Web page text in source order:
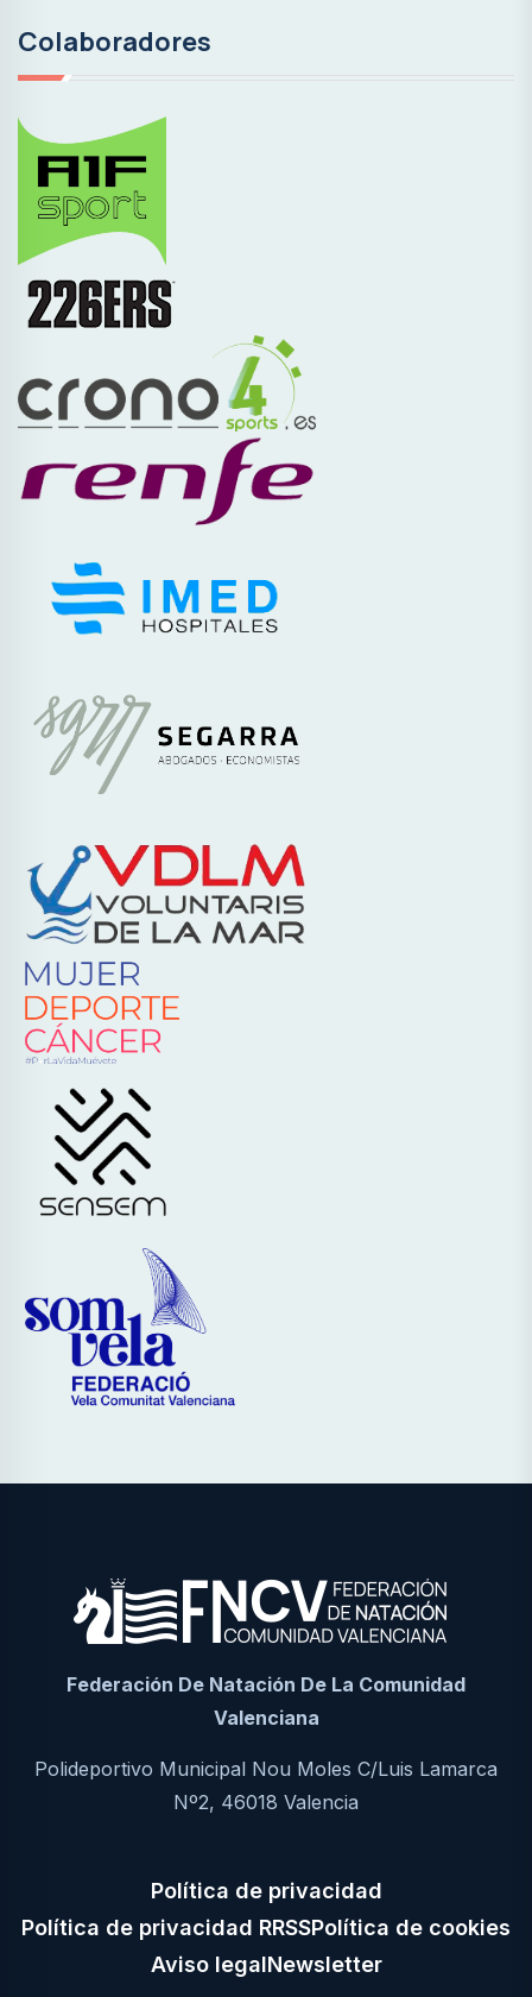
Colaboradores
Federación De Natación De La Comunidad
Valenciana
Polideportivo Municipal Nou Moles C/Luis Lamarca
Nº2, 46018 Valencia
Política de privacidad
Política de privacidad RRSSPolítica de cookies
Aviso legalNewsletter